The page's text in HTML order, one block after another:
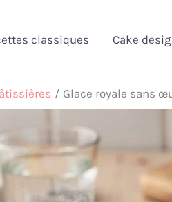
classiques Cake
Glace royale sans